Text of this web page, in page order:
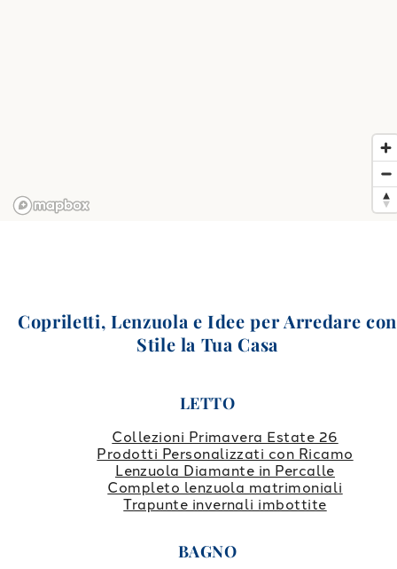
Copriletti, Lenzuola e Idee per Arredare con
Stile la Tua Casa
LETTO
Collezioni Primavera Estate 26
Prodotti Personalizzati con Ricamo
Lenzuola Diamante in Percalle
Completo lenzuola matrimoniali
Trapunte invernali imbottite
BAGNO